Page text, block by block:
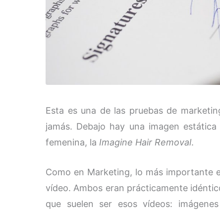
Esta es una de las pruebas de
jamás. Debajo hay una imagen
femenina, la Imagine Hair Removal.
Como en Marketing, lo más importante
vídeo. Ambos eran prácticamente
que suelen ser esos vídeos: